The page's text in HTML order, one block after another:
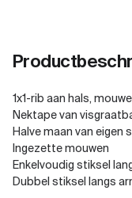
1x1-rib aan hals,
Nektape van
Halve maan van eigen
Ingezette mouwen
Enkelvoudig stiksel
Dubbel stiksel langs